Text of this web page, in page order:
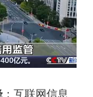
：互联网信息